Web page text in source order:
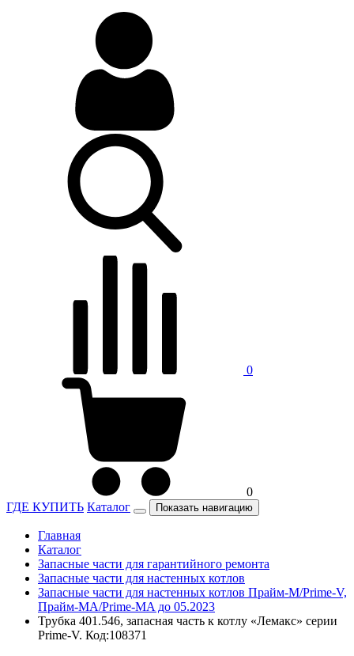
0
0
ГДЕ КУПИТЬ Каталог Показать навигацию
Главная
Каталог
Запасные части для гарантийного ремонта
Запасные части для настенных котлов
Запасные части для настенных котлов Прайм-М/Prime-V,
Прайм-МА/Prime-MA до 05.2023
Трубка 401.546, запасная часть к котлу «Лемакс» серии
Prime-V. Код:108371